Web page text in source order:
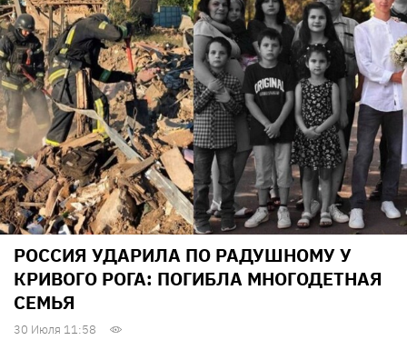
РОССИЯ УДАРИЛА ПО РАДУШНОМУ У
КРИВОГО РОГА: ПОГИБЛА МНОГОДЕТНАЯ
СЕМЬЯ
30 Июля 11:58